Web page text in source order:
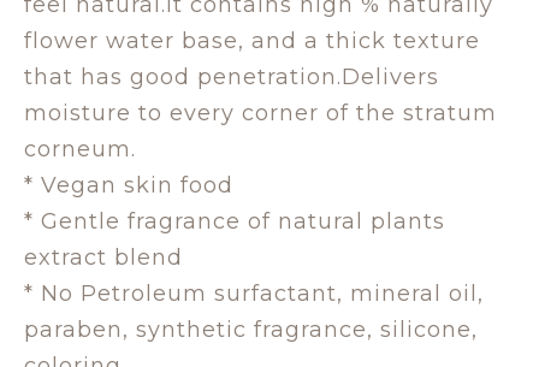
flower water base, and a thick texture
that has good penetration.Delivers
moisture to every corner of the stratum
corneum.
* Vegan skin food
* Gentle fragrance of natural plants
extract blend
* No Petroleum surfactant, mineral oil,
paraben, synthetic fragrance, silicone,